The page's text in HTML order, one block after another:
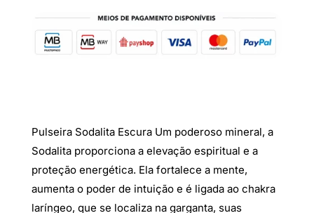
Pulseira Sodalita Escura Um poderoso mineral, a
Sodalita proporciona a elevação espiritual e a
proteção energética. Ela fortalece a mente,
aumenta o poder de intuição e é ligada ao chakra
laríngeo, que se localiza na garganta, suas